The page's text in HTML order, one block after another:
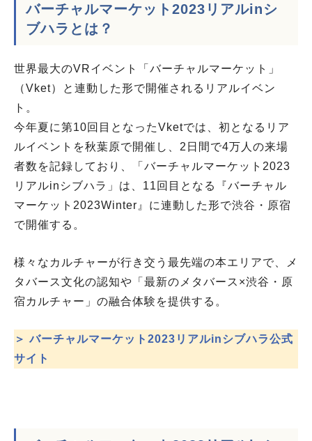
バーチャルマーケット2023リアルinシ
ブハラとは？
世界最大のVRイベント「バーチャルマーケット」
（Vket）と連動した形で開催されるリアルイベン
ト。
今年夏に第10回目となったVketでは、初となるリア
ルイベントを秋葉原で開催し、2日間で4万人の来場
者数を記録しており、「バーチャルマーケット2023
リアルinシブハラ」は、11回目となる『バーチャル
マーケット2023Winter』に連動した形で渋谷・原宿
で開催する。
様々なカルチャーが行き交う最先端の本エリアで、メ
タバース文化の認知や「最新のメタバース×渋谷・原
宿カルチャー」の融合体験を提供する。
＞ バーチャルマーケット2023リアルinシブハラ公式
サイト